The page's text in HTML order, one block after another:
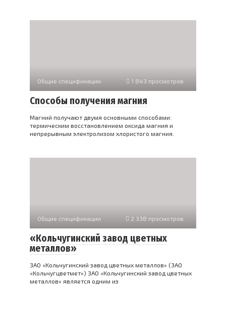
Общие спецификации 1 843 просмотров
Способы получения магния
Магний получают двумя основными способами:
термическим восстановлением оксида магния и
непрерывным электролизом хлористого магния.
Общие спецификации 2 338 просмотров
«Кольчугинский завод цветных
металлов»
ЗАО «Кольчугинский завод цветных металлов» (ЗАО
«Кольчугцветмет») ЗАО «Кольчугинский завод цветных
металлов» является одним из